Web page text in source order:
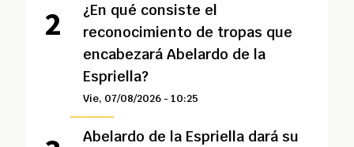
¿En qué consiste el
reconocimiento de tropas que
encabezará Abelardo de la
Espriella?
Vie, 07/08/2026 - 10:25
Abelardo de la Espriella dará su